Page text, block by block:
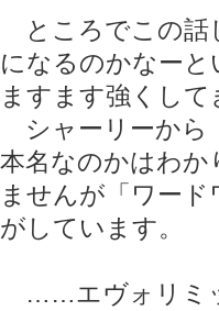
ところでこの話
になるのかなーと
ますます強くして
シャーリーから
本名なのかはわか
ませんが「ワー
がしています。
……エヴォリミッ